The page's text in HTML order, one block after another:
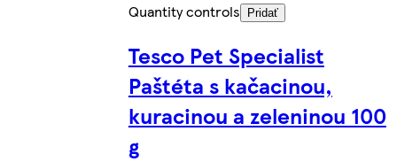
Quantity controls
Pridať
Tesco Pet Specialist
Paštéta s kačacinou,
kuracinou a zeleninou 100
g